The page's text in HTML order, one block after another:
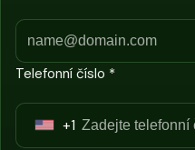
Telefonní číslo *
U +1